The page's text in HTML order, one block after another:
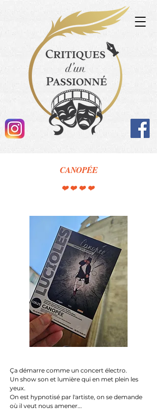
CANOPÉE
❤️❤️❤️❤️
Ça démarre comme un concert électro.
Un show son et lumière qui en met plein les
yeux.
On est hypnotisé par l'artiste, on se demande
où il veut nous amener...